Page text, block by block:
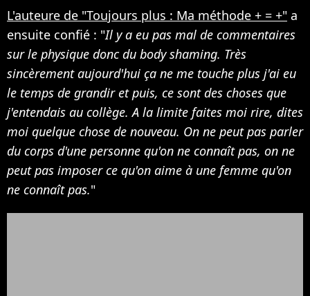
L'auteure de "Toujours plus : Ma méthode + = +" a
ensuite confié : "Il y a eu pas mal de commentaires
sur le physique donc du body shaming. Très
sincèrement aujourd'hui ça ne me touche plus j'ai eu
le temps de grandir et puis, ce sont des choses que
j'entendais au collège. A la limite faites moi rire, dites
moi quelque chose de nouveau. On ne peut pas parler
du corps d'une personne qu'on ne connaît pas, on ne
peut pas imposer ce qu'on aime à une femme qu'on
ne connaît pas."